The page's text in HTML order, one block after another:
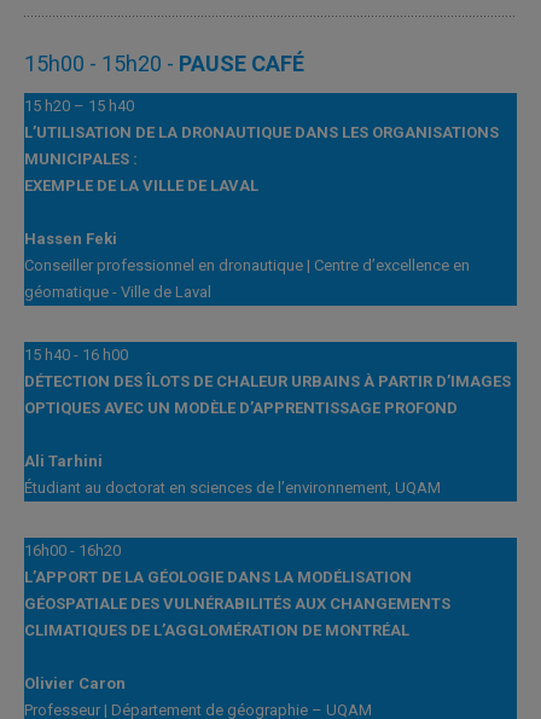
15h00 - 15h20 - PAUSE CAFÉ
15 h20 – 15 h40
L’UTILISATION DE LA DRONAUTIQUE DANS LES ORGANISATIONS
MUNICIPALES :
EXEMPLE DE LA VILLE DE LAVAL
Hassen Feki
Conseiller professionnel en dronautique | Centre d’excellence en
géomatique - Ville de Laval
15 h40 - 16 h00
DÉTECTION DES ÎLOTS DE CHALEUR URBAINS À PARTIR D’IMAGES
OPTIQUES AVEC UN MODÈLE D’APPRENTISSAGE PROFOND
Ali Tarhini
Étudiant au doctorat en sciences de l’environnement, UQAM
16h00 - 16h20
L’APPORT DE LA GÉOLOGIE DANS LA MODÉLISATION
GÉOSPATIALE DES VULNÉRABILITÉS AUX CHANGEMENTS
CLIMATIQUES DE L’AGGLOMÉRATION DE MONTRÉAL
Olivier Caron
Professeur | Département de géographie – UQAM